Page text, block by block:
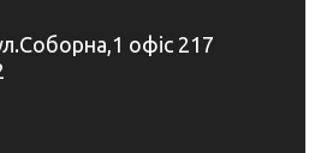
офіс 217